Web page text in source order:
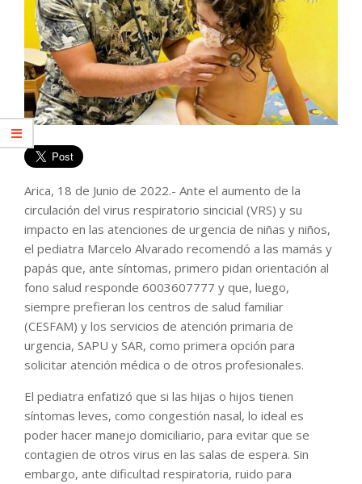
Arica, 18 de Junio de 2022.- Ante el aumento de la
circulación del virus respiratorio sincicial (VRS) y su
impacto en las atenciones de urgencia de niñas y niños,
el pediatra Marcelo Alvarado recomendó a las mamás y
papás que, ante síntomas, primero pidan orientación al
fono salud responde 6003607777 y que, luego,
siempre prefieran los centros de salud familiar
(CESFAM) y los servicios de atención primaria de
urgencia, SAPU y SAR, como primera opción para
solicitar atención médica o de otros profesionales.
El pediatra enfatizó que si las hijas o hijos tienen
síntomas leves, como congestión nasal, lo ideal es
poder hacer manejo domiciliario, para evitar que se
contagien de otros virus en las salas de espera. Sin
embargo, ante dificultad respiratoria, ruido para